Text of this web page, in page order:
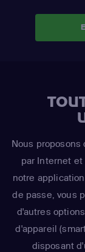
Nous
par Internet
notre application
de passe, vous
d'autres
d'appareil
disposant